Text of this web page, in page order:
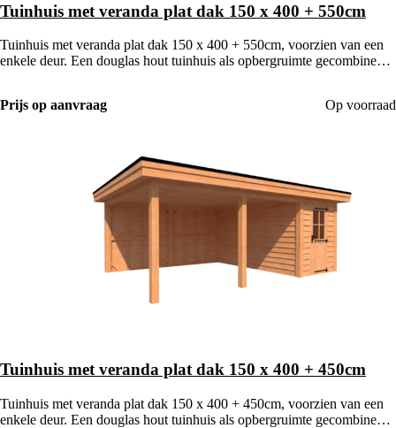
Tuinhuis met veranda plat dak 150 x 400 + 550cm
Tuinhuis met veranda plat dak 150 x 400 + 550cm, voorzien van een
enkele deur. Een douglas hout tuinhuis als opbergruimte gecombineerd
Prijs op aanvraag
Op voorraad
Tuinhuis met veranda plat dak 150 x 400 + 450cm
Tuinhuis met veranda plat dak 150 x 400 + 450cm, voorzien van een
enkele deur. Een douglas hout tuinhuis als opbergruimte gecombineerd